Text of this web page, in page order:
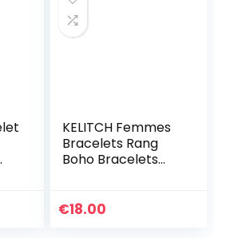
KELITCH Femmes
Bracelets Rang
Boho Bracelets
D’été Plage
€18.00